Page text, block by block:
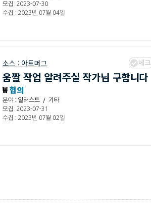
모집: 2023-07-30
수집 : 2023년 07월 04일
소스 : 아트머그 체크
움짤 작업 알려주실 작가님 구합니다
₩협의
분야 : 일러스트 / 기타
모집: 2023-07-31
수집 : 2023년 07월 02일